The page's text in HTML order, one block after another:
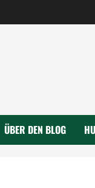
ÜBER DEN BLOG